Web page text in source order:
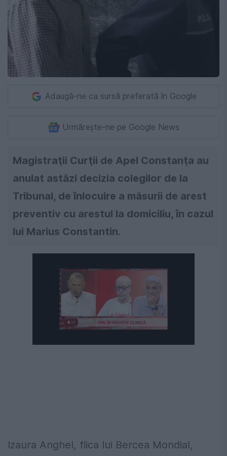
Adaugă-ne ca sursă preferată în Google
Urmărește-ne pe Google News
Magistraţii Curţii de Apel Constanţa au
anulat astăzi decizia colegilor de la
Tribunal, de înlocuire a măsurii de arest
preventiv cu arestul la domiciliu, în cazul
lui Marius Constantin.
Izaura Anghel, fiica lui Bercea Mondial,